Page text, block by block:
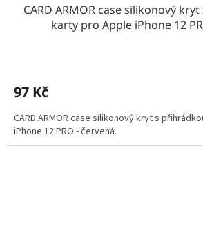
CARD ARMOR case silikonový
karty pro Apple iPhone 12
97 Kč
CARD ARMOR case silikonový kryt s
iPhone 12 PRO - červená.